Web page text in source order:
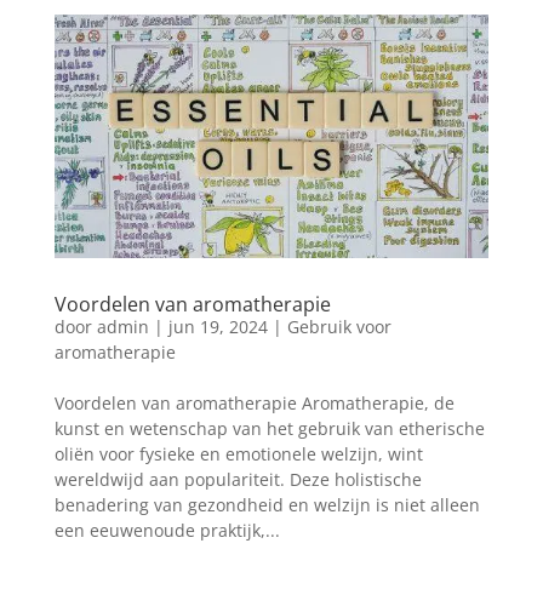
Voordelen van aromatherapie
door admin | jun 19, 2024| Gebruik voor
aromatherapie
Voordelen van aromatherapie Aromatherapie, de
kunst en wetenschap van het gebruik van etherische
oliën voor fysieke en emotionele welzijn, wint
wereldwijd aan populariteit. Deze holistische
benadering van gezondheid en welzijn is niet alleen
een eeuwenoude praktijk,...